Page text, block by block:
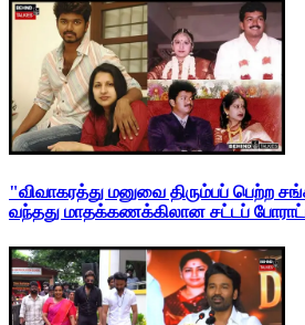
"விவாகரத்து மனுவை திரும்பப் பெற்ற
வந்தது மாதக்கணக்கிலான சட்டப்